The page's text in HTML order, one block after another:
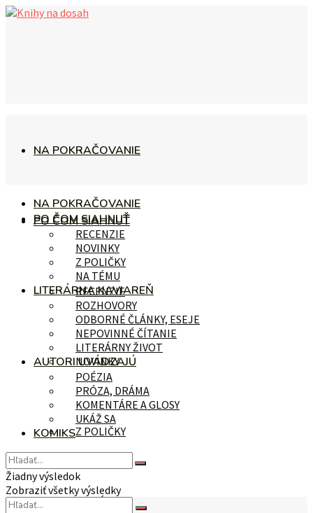
NA POKRAČOVANIE
PO ČOM SIAHNUŤ
RECENZIE
NOVINKY
Z POLIČKY
NA TÉMU
NA POKRAČOVANIE
PO ČOM SIAHNUŤ
RECENZIE
NOVINKY
Z POLIČKY
NA TÉMU
LITERÁRNA KAVIAREŇ
ROZHOVORY
ODBORNÉ ČLÁNKY, ESEJE
NEPOVINNÉ ČÍTANIE
LITERÁRNY ŽIVOT
AUTORI UVÁDZAJÚ
POÉZIA
PRÓZA, DRÁMA
KOMENTÁRE A GLOSY
UKÁŽ SA
KOMIKS
Žiadny výsledok
Zobraziť všetky výsledky